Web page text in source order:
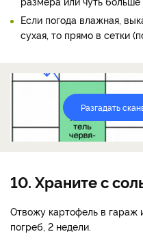
Если погода влажная,
сухая, то прямо в сетки
Разгадать
10. Храните с
Отвожу картофель в гараж
погреб, 2 недели.